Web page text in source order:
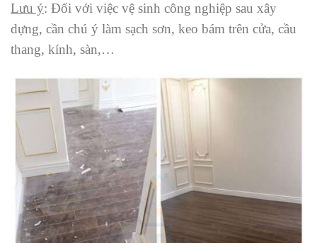
Lưu ý: Đối với việc vệ sinh công nghiệp sau xây
dựng, cần chú ý làm sạch sơn, keo bám trên cửa, cầu
thang, kính, sàn,…